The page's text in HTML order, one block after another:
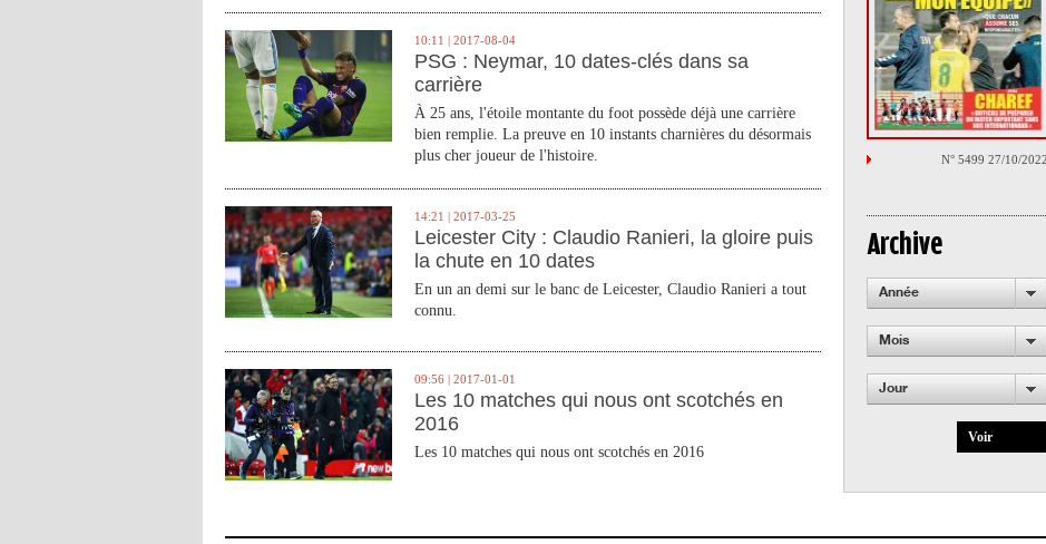
10:11 | 2017-08-04
PSG : Neymar, 10 dates-clés dans sa
carrière
À 25 ans, l'étoile montante du foot possède déjà une carrière
bien remplie. La preuve en 10 instants charnières du désormais
plus cher joueur de l'histoire.
14:21 | 2017-03-25
Leicester City : Claudio Ranieri, la gloire puis
la chute en 10 dates
En un an demi sur le banc de Leicester, Claudio Ranieri a tout
connu.
09:56 | 2017-01-01
Les 10 matches qui nous ont scotchés en
2016
Les 10 matches qui nous ont scotchés en 2016
N° 5499 27/10/2022
Archive
Année
Mois
Jour
Voir